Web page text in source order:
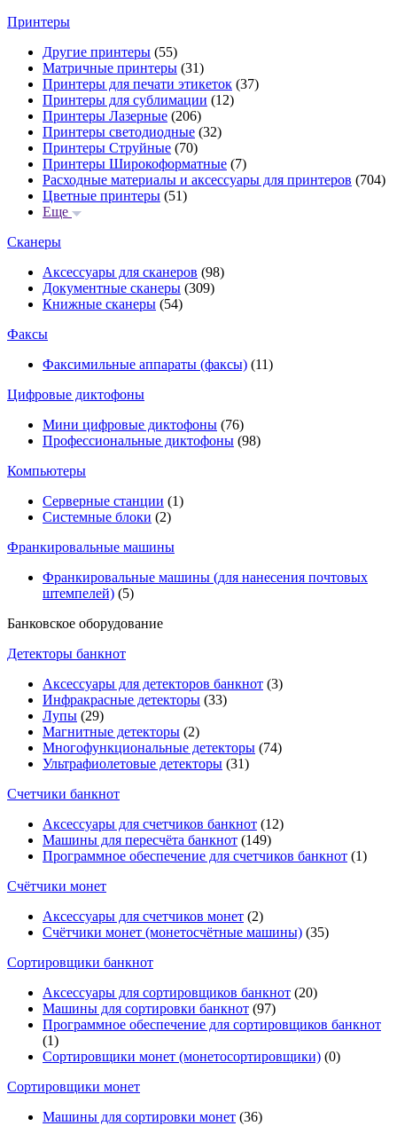
Принтеры
Другие принтеры (55)
Матричные принтеры (31)
Принтеры для печати этикеток (37)
Принтеры для сублимации (12)
Принтеры Лазерные (206)
Принтеры светодиодные (32)
Принтеры Струйные (70)
Принтеры Широкоформатные (7)
Расходные материалы и аксессуары для принтеров (704)
Цветные принтеры (51)
Еще
Сканеры
Аксессуары для сканеров (98)
Документные сканеры (309)
Книжные сканеры (54)
Факсы
Факсимильные аппараты (факсы) (11)
Цифровые диктофоны
Мини цифровые диктофоны (76)
Профессиональные диктофоны (98)
Компьютеры
Серверные станции (1)
Системные блоки (2)
Франкировальные машины
Франкировальные машины (для нанесения почтовых
штемпелей) (5)
Банковское оборудование
Детекторы банкнот
Аксессуары для детекторов банкнот (3)
Инфракрасные детекторы (33)
Лупы (29)
Магнитные детекторы (2)
Многофункциональные детекторы (74)
Ультрафиолетовые детекторы (31)
Счетчики банкнот
Аксессуары для счетчиков банкнот (12)
Машины для пересчёта банкнот (149)
Программное обеспечение для счетчиков банкнот (1)
Счётчики монет
Аксессуары для счетчиков монет (2)
Счётчики монет (монетосчётные машины) (35)
Cортировщики банкнот
Аксессуары для сортировщиков банкнот (20)
Машины для сортировки банкнот (97)
Программное обеспечение для сортировщиков банкнот
(1)
Сортировщики монет (монетосортировщики) (0)
Сортировщики монет
Машины для сортировки монет (36)